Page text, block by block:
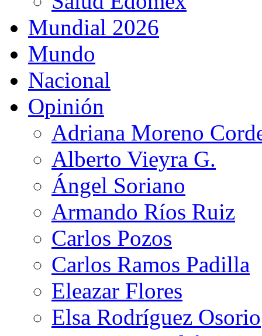
Mundial 2026
Mundo
Nacional
Opinión
Adriana Moreno
Alberto Vieyra G.
Ángel Soriano
Armando Ríos Ruiz
Carlos Pozos
Carlos Ramos Padilla
Eleazar Flores
Elsa Rodríguez Osorio